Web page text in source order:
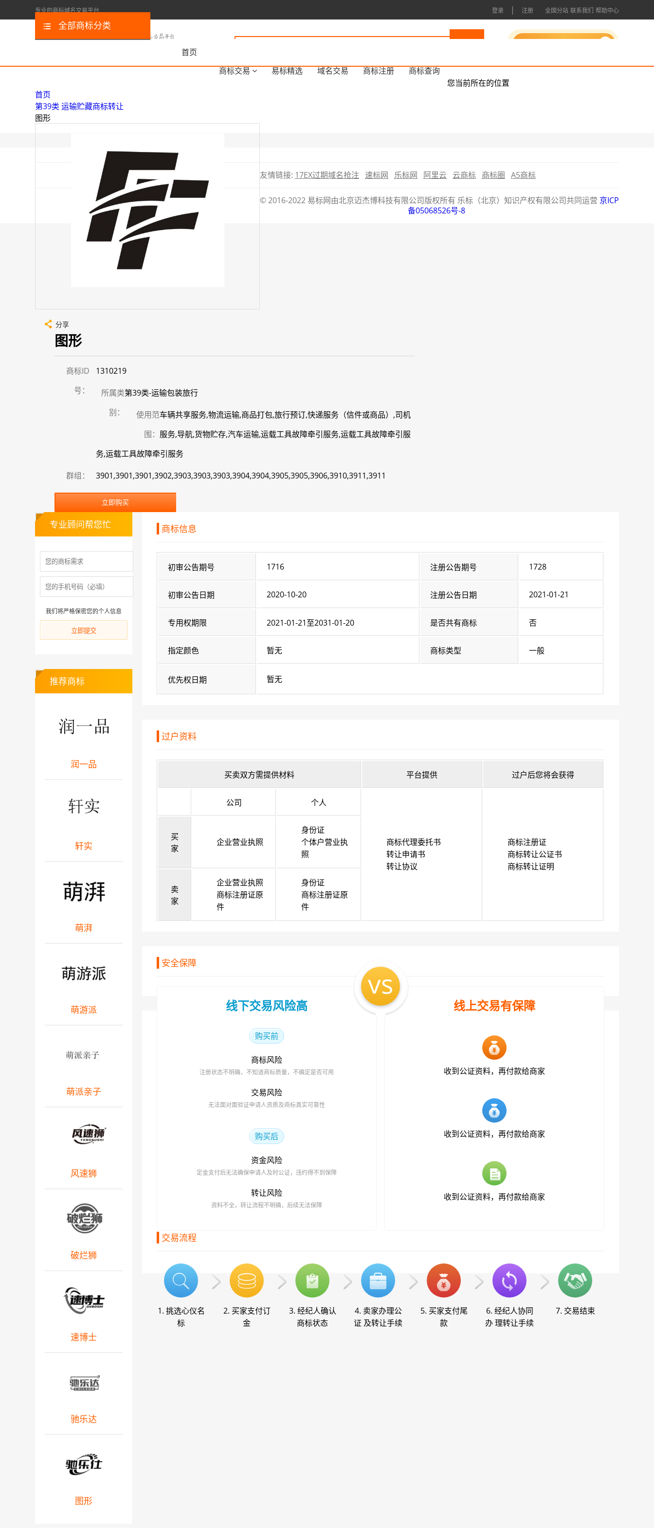
专业的商标域名交易平台 登录 | 注册 全国分站 联系我们 帮助中心
首页
商标交易
易标精选 域名交易 商标注册 商标查询
全部商标分类
您当前所在的位置
首页
第39类 运输贮藏商标转让
图形
分享
图形
商标ID
号：
1310219
所属类
别：
第39类-运输包装旅行
使用范
围：
车辆共享服务,物流运输,商品打包,旅行预订,快递服务（信件或商品）,司机
服务,导航,货物贮存,汽车运输,运载工具故障牵引服务,运载工具故障牵引服
务,运载工具故障牵引服务
群组： 3901,3901,3901,3902,3903,3903,3903,3904,3904,3905,3905,3906,3910,3911,3911
立即购买
商标信息
初审公告期号 1716 注册公告期号 1728
初审公告日期 2020-10-20 注册公告日期 2021-01-21
专用权期限 2021-01-21至2031-01-20 是否共有商标 否
指定颜色 暂无 商标类型 一般
优先权日期 暂无
过户资料
买卖双方需提供材料 平台提供 过户后您将会获得
公司 个人
商标代理委托书
转让申请书
转让协议
商标注册证
商标转让公证书
商标转让证明
买
家
企业营业执照
身份证
个体户营业执
照
卖
家
企业营业执照
商标注册证原
件
身份证
商标注册证原
件
安全保障
线下交易风险高
购买前
商标风险
注册状态不明确，不知道商标质量，不确定是否可用
交易风险
无法面对面验证申请人资质及商标真实可靠性
购买后
资金风险
定金支付后无法确保申请人及时公证，违约得不到保障
转让风险
资料不全，转让流程不明确，后续无法保障
线上交易有保障
收到公证资料，再付款给商家
收到公证资料，再付款给商家
收到公证资料，再付款给商家
vs
交易流程
1. 挑选心仪名
标
2. 买家支付订
金
3. 经纪人确认
商标状态
4. 卖家办理公
证 及转让手续
5. 买家支付尾
款
6. 经纪人协同
办 理转让手续
7. 交易结束
专业顾问帮您忙
我们将严格保密您的个人信息
推荐商标
润一品
轩实
萌湃
萌游派
萌派亲子
风速狮
破烂狮
速博士
驰乐达
图形
友情链接: 17EX过期域名抢注 速标网 乐标网 阿里云 云商标 商标圈 A5商标
© 2016-2022 易标网由北京迈杰博科技有限公司版权所有 乐标（北京）知识产权有限公司共同运营 京ICP
备05068526号-8